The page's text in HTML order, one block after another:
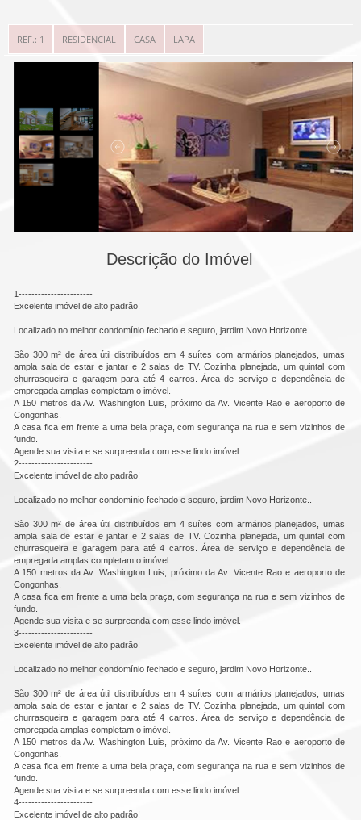
REF.: 1 RESIDENCIAL CASA LAPA
Descrição do Imóvel
1-----------------------
Excelente imóvel de alto padrão!
Localizado no melhor condomínio fechado e seguro, jardim Novo Horizonte..
São 300 m² de área útil distribuídos em 4 suítes com armários planejados, umas
ampla sala de estar e jantar e 2 salas de TV. Cozinha planejada, um quintal com
churrasqueira e garagem para até 4 carros. Área de serviço e dependência de
empregada amplas completam o imóvel.
A 150 metros da Av. Washington Luis, próximo da Av. Vicente Rao e aeroporto de
Congonhas.
A casa fica em frente a uma bela praça, com segurança na rua e sem vizinhos de
fundo.
Agende sua visita e se surpreenda com esse lindo imóvel.
2-----------------------
Excelente imóvel de alto padrão!
Localizado no melhor condomínio fechado e seguro, jardim Novo Horizonte..
São 300 m² de área útil distribuídos em 4 suítes com armários planejados, umas
ampla sala de estar e jantar e 2 salas de TV. Cozinha planejada, um quintal com
churrasqueira e garagem para até 4 carros. Área de serviço e dependência de
empregada amplas completam o imóvel.
A 150 metros da Av. Washington Luis, próximo da Av. Vicente Rao e aeroporto de
Congonhas.
A casa fica em frente a uma bela praça, com segurança na rua e sem vizinhos de
fundo.
Agende sua visita e se surpreenda com esse lindo imóvel.
3-----------------------
Excelente imóvel de alto padrão!
Localizado no melhor condomínio fechado e seguro, jardim Novo Horizonte..
São 300 m² de área útil distribuídos em 4 suítes com armários planejados, umas
ampla sala de estar e jantar e 2 salas de TV. Cozinha planejada, um quintal com
churrasqueira e garagem para até 4 carros. Área de serviço e dependência de
empregada amplas completam o imóvel.
A 150 metros da Av. Washington Luis, próximo da Av. Vicente Rao e aeroporto de
Congonhas.
A casa fica em frente a uma bela praça, com segurança na rua e sem vizinhos de
fundo.
Agende sua visita e se surpreenda com esse lindo imóvel.
4-----------------------
Excelente imóvel de alto padrão!